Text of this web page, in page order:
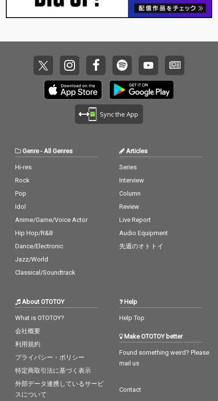
Sync the App
Genre- All Genres
Hi-res
Rock
Pop
Idol
Anime/Game/Voice Actor
Hip Hop/R&B
Dance/Electronic
Jazz/World
Classical/Soundtrack
Articles
Series
Interview
Column
Review
Live Report
Audio Equipment
先週のオトトイ
About OTOTOY
What is OTOTOY?
会社概要
利用規約
プライバシー・ポリシー
特定商取引法に基づく表示
外部データ連携しているサービ
スについて
Help
Help Top
Make OTOTOY better
Found something weird? Please
mail us
Contact